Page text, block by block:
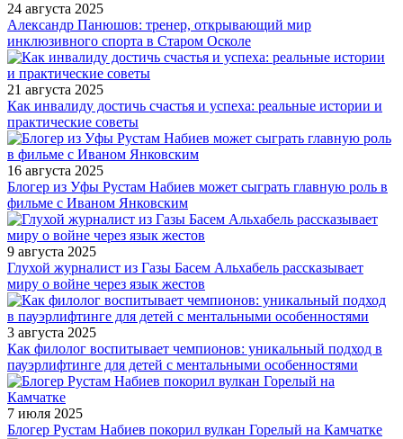
24 августа 2025
Александр Панюшов: тренер, открывающий мир
инклюзивного спорта в Старом Осколе
21 августа 2025
Как инвалиду достичь счастья и успеха: реальные истории и
практические советы
16 августа 2025
Блогер из Уфы Рустам Набиев может сыграть главную роль в
фильме с Иваном Янковским
9 августа 2025
Глухой журналист из Газы Басем Альхабель рассказывает
миру о войне через язык жестов
3 августа 2025
Как филолог воспитывает чемпионов: уникальный подход в
пауэрлифтинге для детей с ментальными особенностями
7 июля 2025
Блогер Рустам Набиев покорил вулкан Горелый на Камчатке